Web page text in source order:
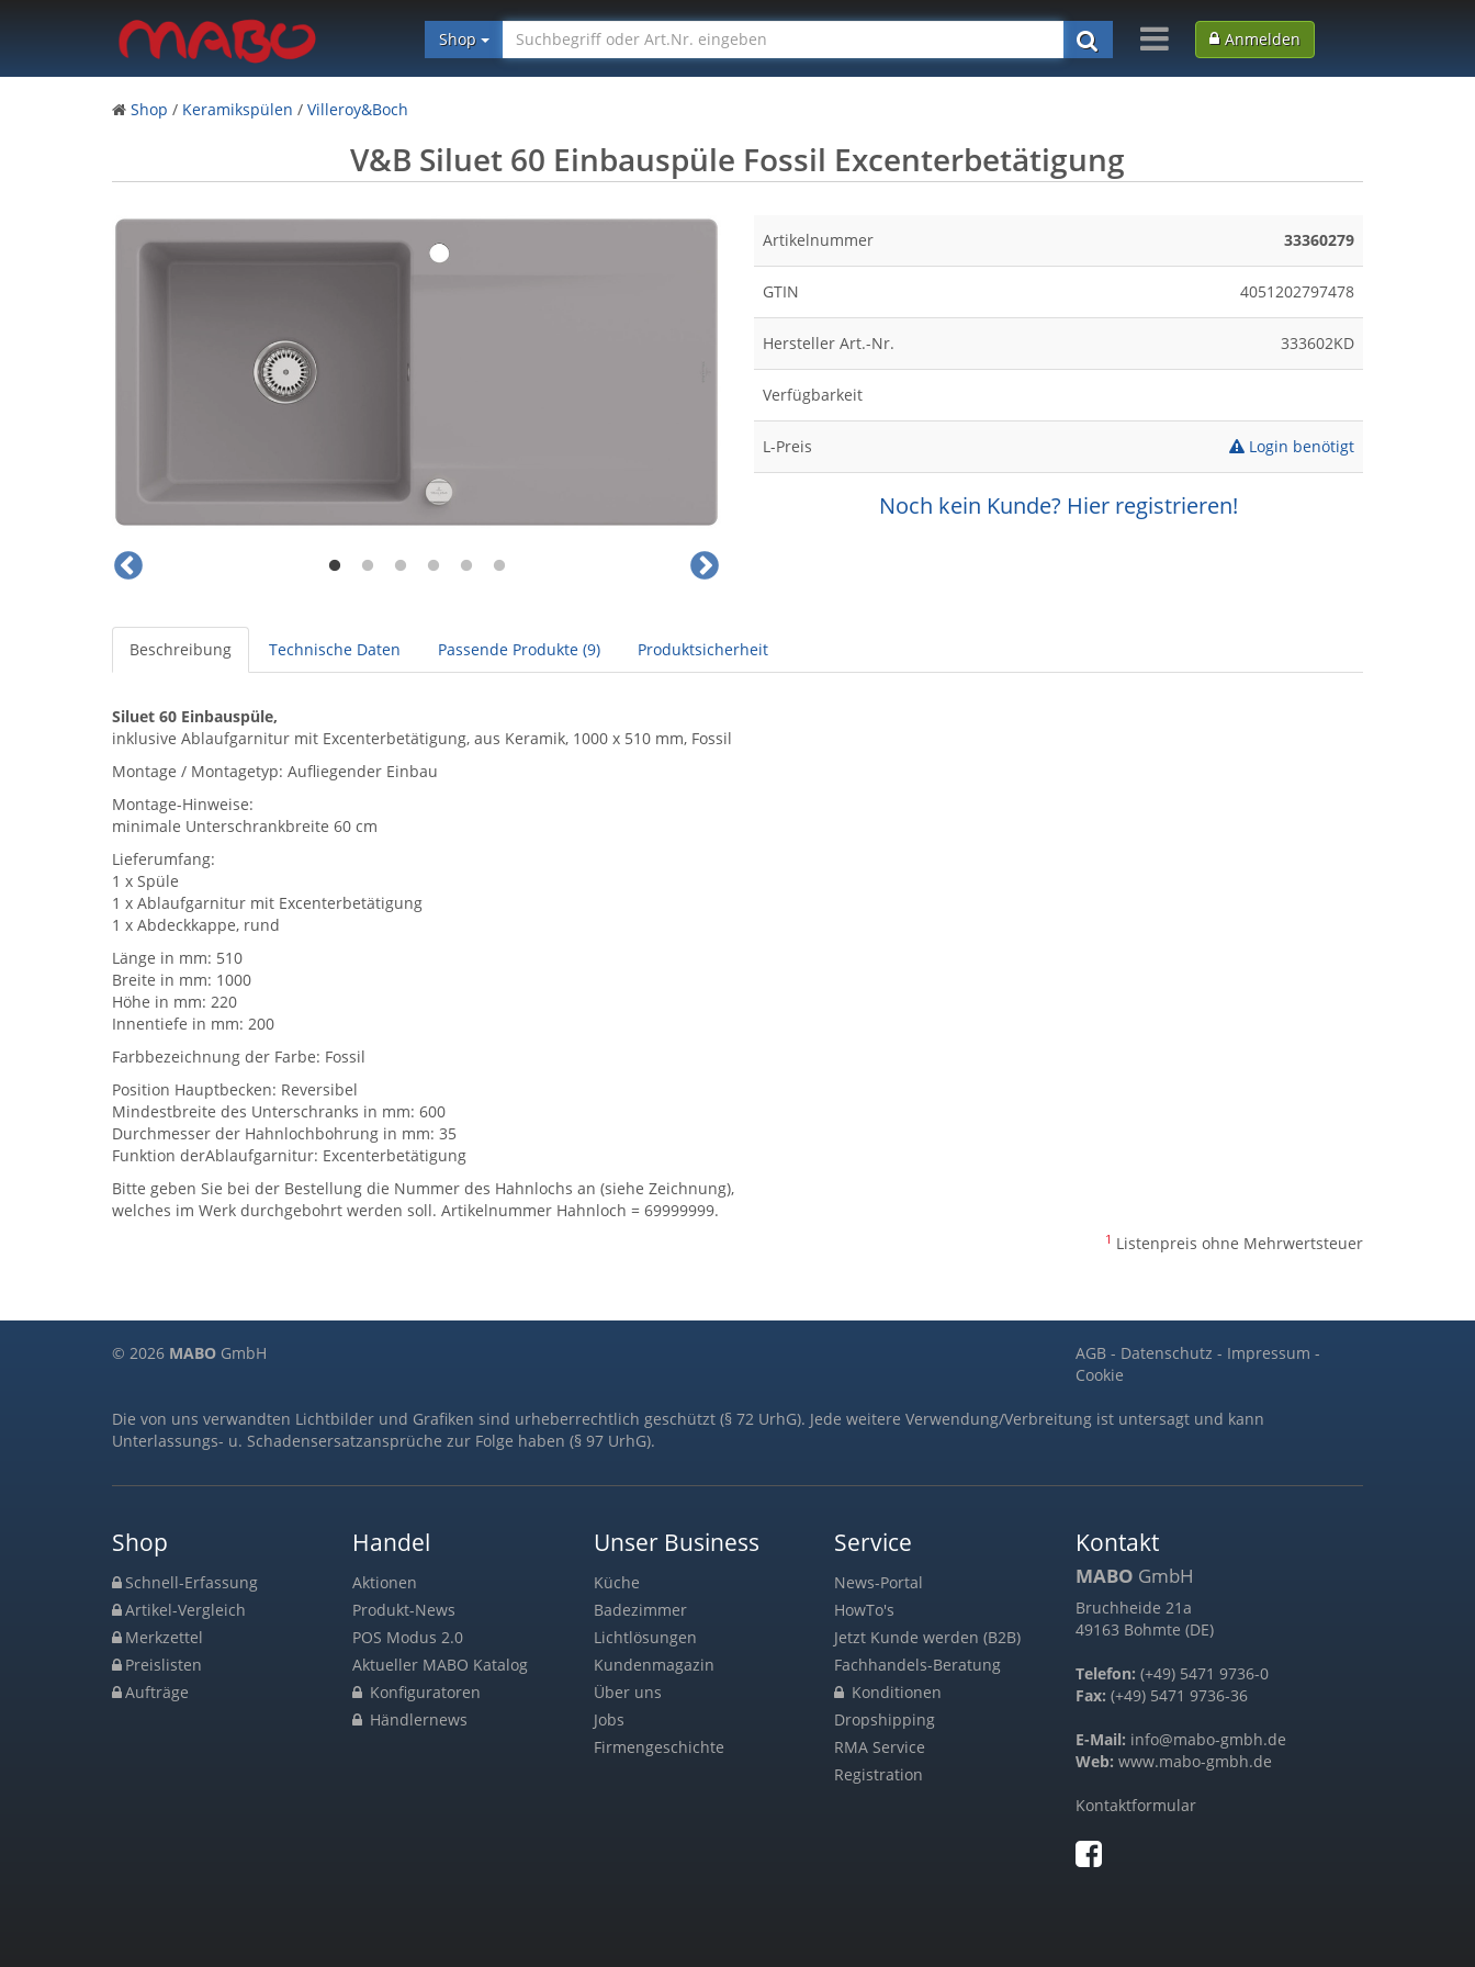
Shop Anmelden
Shop / Keramikspülen / Villeroy&Boch
V&B Siluet 60 Einbauspüle Fossil Excenterbetätigung
Artikelnummer 33360279
GTIN 4051202797478
Hersteller Art.-Nr. 333602KD
Verfügbarkeit
L-Preis Login benötigt
Noch kein Kunde? Hier registrieren!
Beschreibung Technische Daten Passende Produkte (9) Produktsicherheit
Siluet 60 Einbauspüle,
inklusive Ablaufgarnitur mit Excenterbetätigung, aus Keramik, 1000 x 510 mm, Fossil
Montage / Montagetyp: Aufliegender Einbau
Montage-Hinweise:
minimale Unterschrankbreite 60 cm
Lieferumfang:
1 x Spüle
1 x Ablaufgarnitur mit Excenterbetätigung
1 x Abdeckkappe, rund
Länge in mm: 510
Breite in mm: 1000
Höhe in mm: 220
Innentiefe in mm: 200
Farbbezeichnung der Farbe: Fossil
Position Hauptbecken: Reversibel
Mindestbreite des Unterschranks in mm: 600
Durchmesser der Hahnlochbohrung in mm: 35
Funktion derAblaufgarnitur: Excenterbetätigung
Bitte geben Sie bei der Bestellung die Nummer des Hahnlochs an (siehe Zeichnung),
welches im Werk durchgebohrt werden soll. Artikelnummer Hahnloch = 69999999.
1 Listenpreis ohne Mehrwertsteuer
© 2026 MABO GmbH AGB- Datenschutz - Impressum -
Cookie
Die von uns verwandten Lichtbilder und Grafiken sind urheberrechtlich geschützt (§ 72 UrhG). Jede weitere Verwendung/Verbreitung ist untersagt und kann
Unterlassungs- u. Schadensersatzansprüche zur Folge haben (§ 97 UrhG).
Shop
Schnell-Erfassung
Artikel-Vergleich
Merkzettel
Preislisten
Aufträge
Handel
Aktionen
Produkt-News
POS Modus 2.0
Aktueller MABO Katalog
Konfiguratoren
Händlernews
Unser Business
Küche
Badezimmer
Lichtlösungen
Kundenmagazin
Über uns
Jobs
Firmengeschichte
Service
News-Portal
HowTo's
Jetzt Kunde werden (B2B)
Fachhandels-Beratung
Konditionen
Dropshipping
RMA Service
Registration
Kontakt
MABO GmbH
Bruchheide 21a
49163 Bohmte (DE)
Telefon: (+49) 5471 9736-0
Fax: (+49) 5471 9736-36
E-Mail: info@mabo-gmbh.de
Web: www.mabo-gmbh.de
Kontaktformular